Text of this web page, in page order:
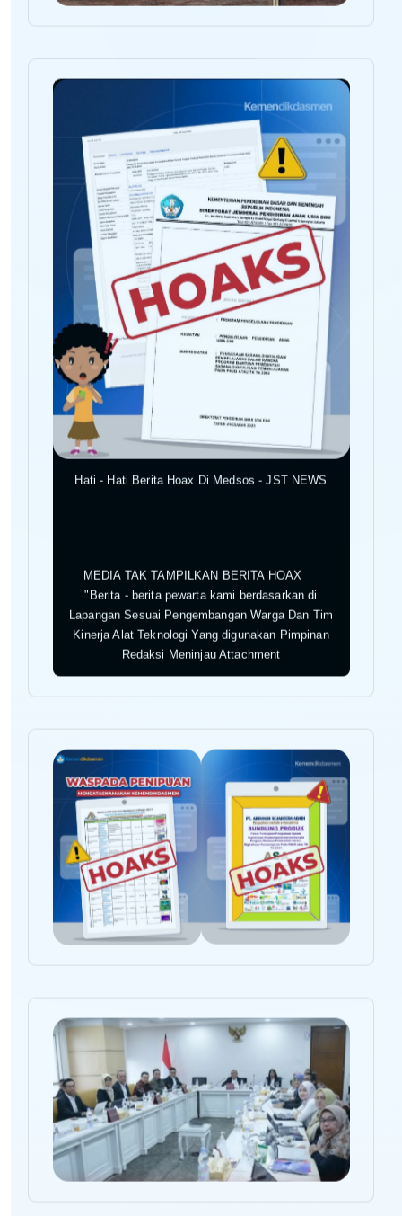
Hati - Hati Berita Hoax Di Medsos - JST NEWS
MEDIA TAK TAMPILKAN BERITA HOAX
"Berita - berita pewarta kami berdasarkan di
Lapangan Sesuai Pengembangan Warga Dan Tim
Kinerja Alat Teknologi Yang digunakan Pimpinan
Redaksi Meninjau Attachment